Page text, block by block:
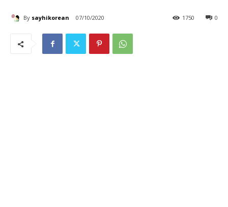
By sayhikorean 07/10/2020 0
1750